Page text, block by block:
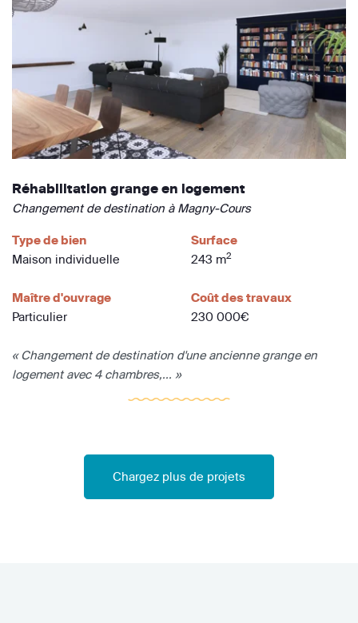
Réhabilitation grange en logement
Changement de destination à Magny-Cours
Type de bien
Maison individuelle
Surface
243 m2
Maître d'ouvrage
Particulier
Coût des travaux
230 000€
« Changement de destination d'une ancienne grange en
logement avec 4 chambres,... »
Chargez plus de projets